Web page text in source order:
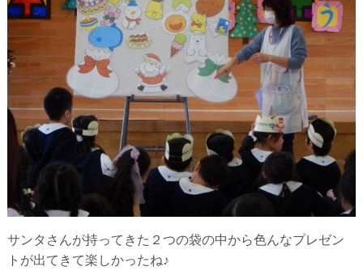
サンタさんが持ってきた２つの袋の中から色んなプレゼン
トが出てきて楽しかったね♪